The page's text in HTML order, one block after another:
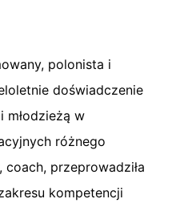
polonista i
doświadczenie
młodzieżą w
różnego
przeprowadziła
kompetencji